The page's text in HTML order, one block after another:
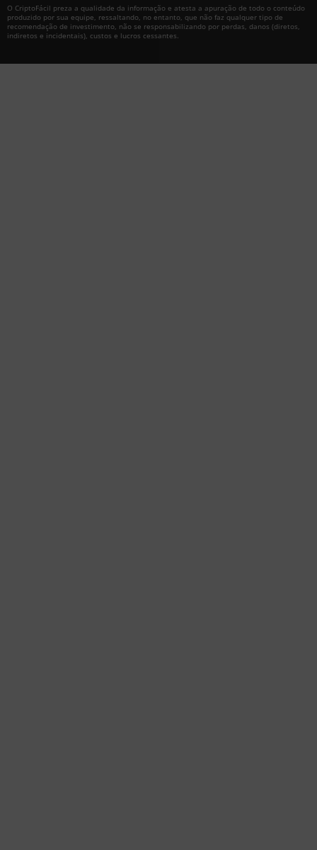
O CriptoFácil preza a qualidade da informação e atesta a apuração de todo o conteúdo
produzido por sua equipe, ressaltando, no entanto, que não faz qualquer tipo de
recomendação de investimento, não se responsabilizando por perdas, danos (diretos,
indiretos e incidentais), custos e lucros cessantes.